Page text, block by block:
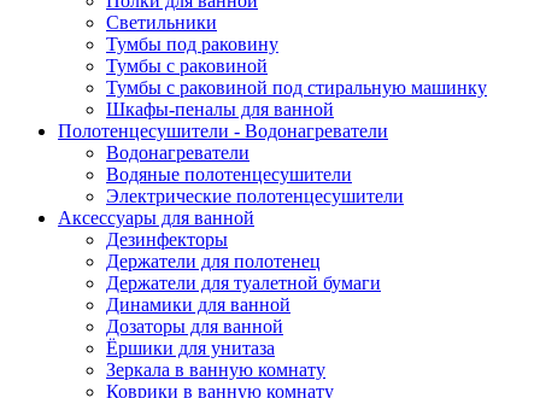
Светильники
Тумбы под раковину
Тумбы с раковиной
Тумбы с раковиной под стиральную машинку
Шкафы-пеналы для ванной
Полотенцесушители - Водонагреватели
Водонагреватели
Водяные полотенцесушители
Электрические полотенцесушители
Аксессуары для ванной
Дезинфекторы
Держатели для полотенец
Держатели для туалетной бумаги
Динамики для ванной
Дозаторы для ванной
Ёршики для унитаза
Зеркала в ванную комнату
Коврики в ванную комнату